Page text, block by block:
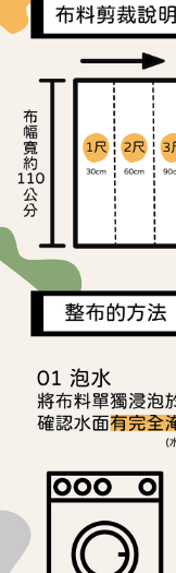
【「AFTEE先享後付」結
１．於結帳方式選擇「
結帳頁面，進行簡訊認證
２．訂單成立數日內，您
３．收到繳費通知簡訊
ATM／網路銀行／等多元
※ 請注意：結帳手續完成
購買商品的店家。未經商
後付繳納相關費用。
※ 交易是否成功請以「
是否繳費成功／繳費後需
客戶支援中心」 https://
【注意事項】
１．透過由恩沛科技股份
易，需依本服務之必要
權轉讓予恩沛科技股份有
https://aftee.tw/terms/
３．未成年的使用者請
「AFTEE先享後付」，
任。
４．使用「AFTEE先享
時審查核予不同之上限
請求用戶進行身份認證。
５．嚴禁一人註冊多個
恩沛科技股份有限公司將
每筆NT$65，滿
每筆NT$65，滿
宅配
每筆NT$150，滿
離島宅配
每筆NT$240